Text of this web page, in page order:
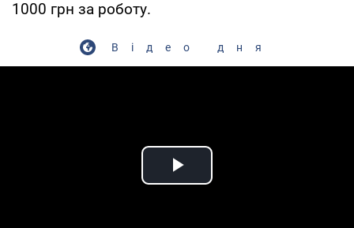
1000 грн за роботу.
Відео дня
Play Video